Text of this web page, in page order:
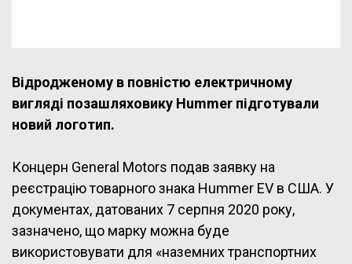
Відродженому в повністю електричному
вигляді позашляховику Hummer підготували
новий логотип.
Концерн General Motors подав заявку на
реєстрацію товарного знака Hummer EV в США. У
документах, датованих 7 серпня 2020 року,
зазначено, що марку можна буде
використовувати для «наземних транспортних